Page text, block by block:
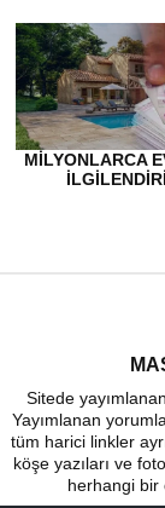
MILYONLARCA
Sitede
Yayımlanan
tüm harici linkler
köşe yazıları ve
herhangi bir